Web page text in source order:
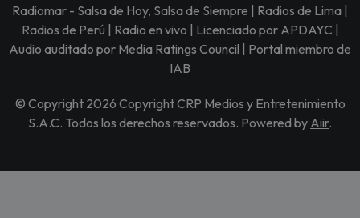
Radiomar - Salsa de Hoy, Salsa de Siempre | Radios de Lima |
Radios de Perú | Radio en vivo | Licenciado por APDAYC |
Audio auditado por Media Ratings Council | Portal miembro de
IAB
© Copyright 2026 Copyright CRP Medios y Entretenimiento
S.A.C. Todos los derechos reservados. Powered by Aiir.